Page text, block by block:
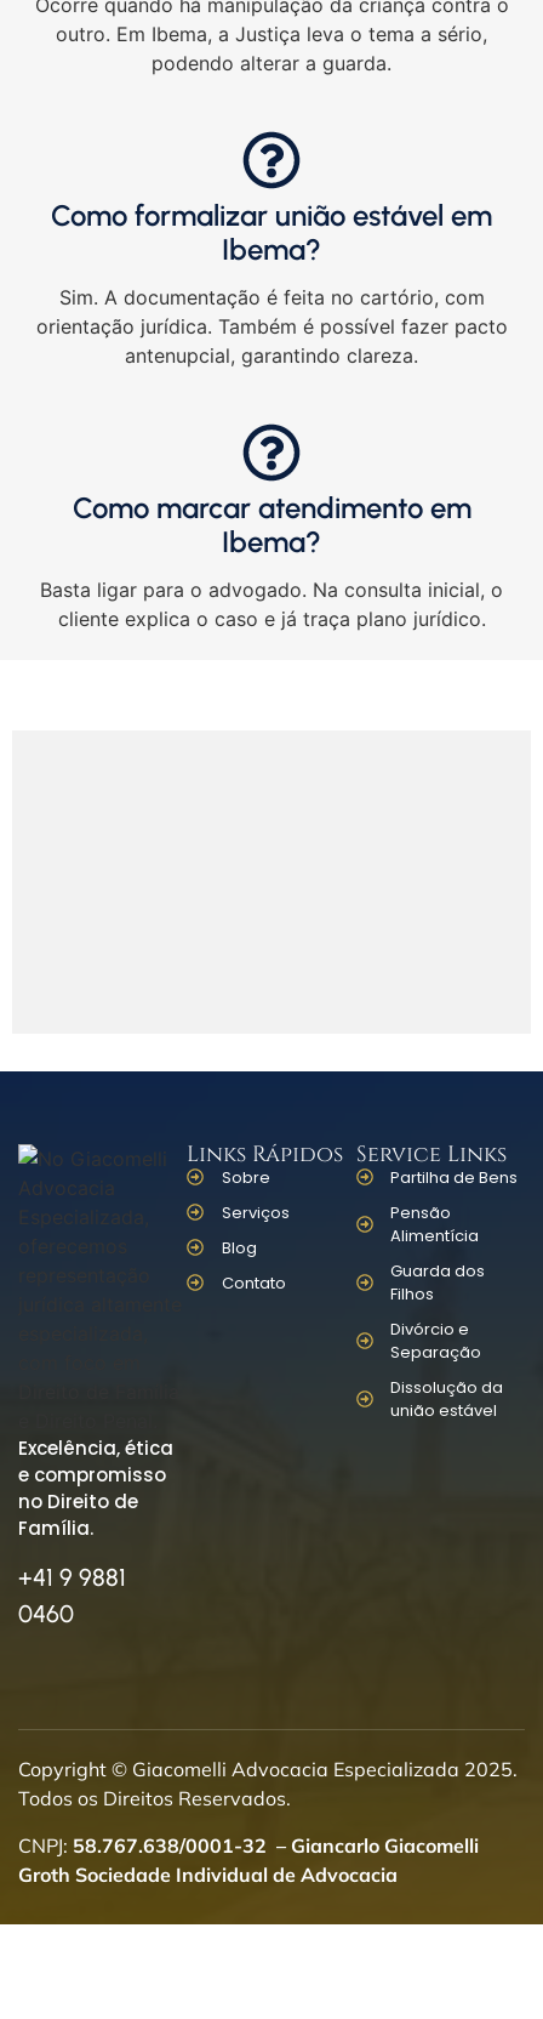
Ocorre quando há manipulação da criança contra o
outro. Em Ibema, a Justiça leva o tema a sério,
podendo alterar a guarda.
Como formalizar união estável em
Ibema?
Sim. A documentação é feita no cartório, com
orientação jurídica. Também é possível fazer pacto
antenupcial, garantindo clareza.
Como marcar atendimento em
Ibema?
Basta ligar para o advogado. Na consulta inicial, o
cliente explica o caso e já traça plano jurídico.
Excelência, ética
e compromisso
no Direito de
Família.
+41 9 9881
0460
Links Rápidos
Sobre
Serviços
Blog
Contato
Service Links
Partilha de Bens
Pensão
Alimentícia
Guarda dos
Filhos
Divórcio e
Separação
Dissolução da
união estável
Copyright © Giacomelli Advocacia Especializada 2025.
Todos os Direitos Reservados.
CNPJ: 58.767.638/0001-32 – Giancarlo Giacomelli
Groth Sociedade Individual de Advocacia